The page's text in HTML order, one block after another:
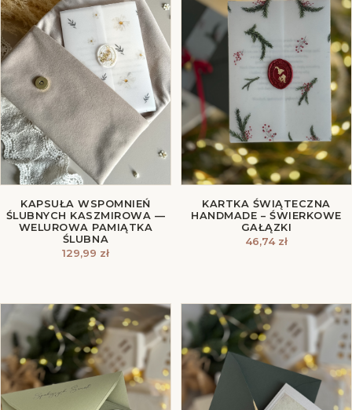
KAPSUŁA WSPOMNIEŃ
ŚLUBNYCH KASZMIROWA —
WELUROWA PAMIĄTKA
ŚLUBNA
129,99 zł
KARTKA ŚWIĄTECZNA
HANDMADE – ŚWIERKOWE
GAŁĄZKI
46,74 zł